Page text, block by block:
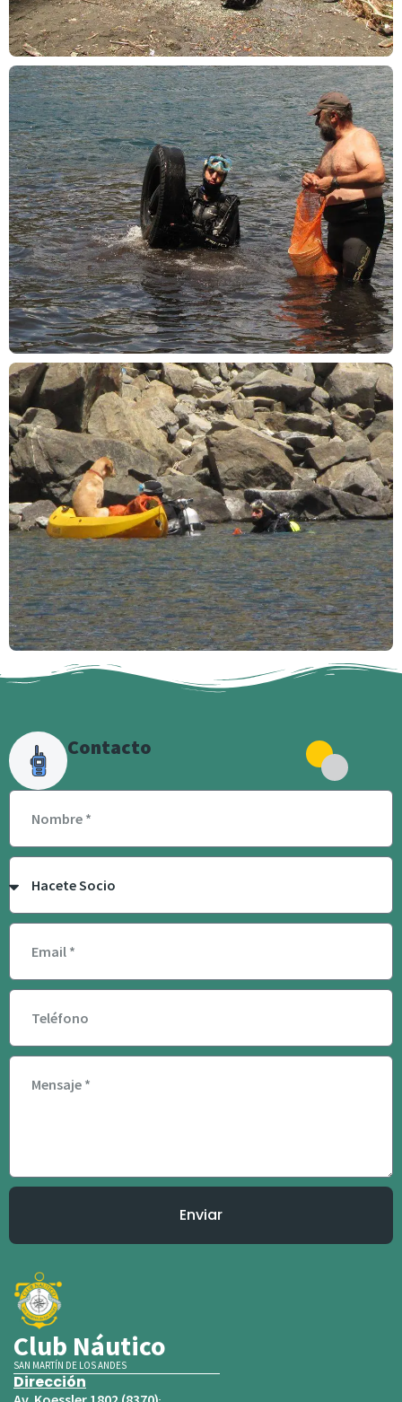
Club Náutico
SAN MARTÍN DE LOS ANDES
Dirección
Contacto
Enviar